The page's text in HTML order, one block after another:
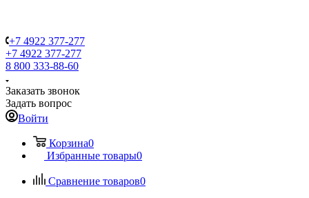
+7 4922 377-277
+7 4922 377-277
8 800 333-88-60
Заказать звонок
Задать вопрос
Войти
Корзина0
Избранные товары0
Сравнение товаров0